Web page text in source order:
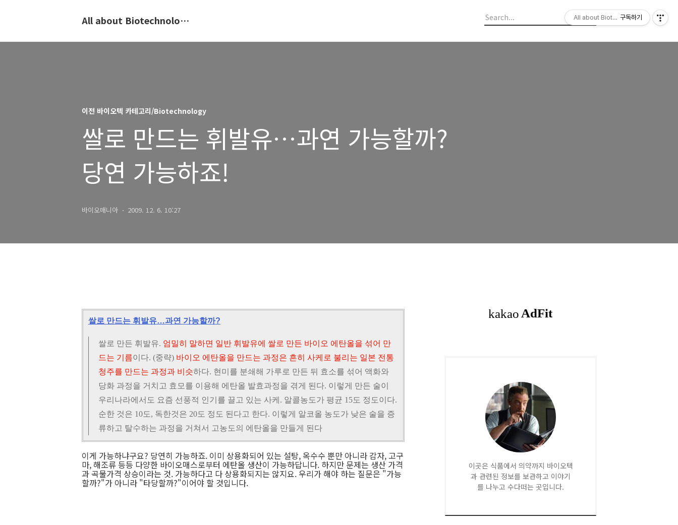
All about Biotechnology, 바이오텍의 모든 것
이전 바이오텍 카테고리/Biotechnology
쌀로 만드는 휘발유…과연 가능할까?
당연 가능하죠!
바이오매니아 2009. 12. 6. 10:27
쌀로 만드는 휘발유…과연 가능할까?
쌀로 만든 휘발유. 엄밀히 말하면 일반 휘발유에 쌀로 만든 바이오 에탄올을 섞어 만
드는 기름이다. (중략) 바이오 에탄올을 만드는 과정은 흔히 사케로 불리는 일본 전통
청주를 만드는 과정과 비슷하다. 현미를 분쇄해 가루로 만든 뒤 효소를 섞어 액화와
당화 과정을 거치고 효모를 이용해 에탄올 발효과정을 겪게 된다. 이렇게 만든 술이
우리나라에서도 요즘 선풍적 인기를 끌고 있는 사케. 알콜농도가 평균 15도 정도이다.
순한 것은 10도, 독한것은 20도 정도 된다고 한다. 이렇게 알코올 농도가 낮은 술을 증
류하고 탈수하는 과정을 거쳐서 고농도의 에탄올을 만들게 된다
이게 가능하냐구요? 당연히 가능하죠. 이미 상용화되어 있는 설탕, 옥수수 뿐만 아니라 감자, 고구
마, 해조류 등등 다양한 바이오매스로부터 에탄올 생산이 가능하답니다. 하지만 문제는 생산 가격
과 곡물가격 상승이라는 것. 가능하다고 다 상용화되지는 않지요. 우리가 해야 하는 질문은 "가능
할까?"가 아니라 "타당할까?"이어야 할 것입니다.
이곳은 식품에서 의약까지 바이오텍
과 관련된 정보를 보관하고 이야기
를 나누고 수다떠는 곳입니다.
All about Biotechnology, 바이오텍의
구독하기